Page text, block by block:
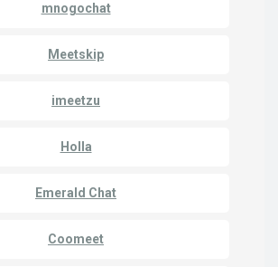
mnogochat
Meetskip
imeetzu
Holla
Emerald Chat
Coomeet